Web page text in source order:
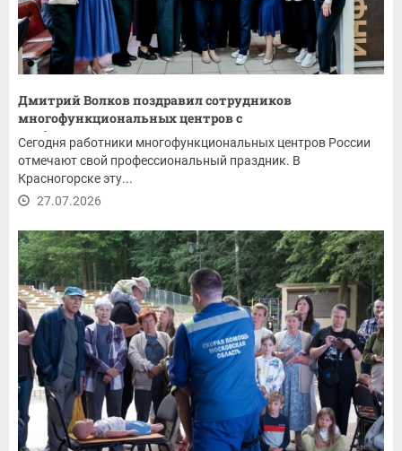
Дмитрий Волков поздравил сотрудников
многофункциональных центров с
профессиональным...
Сегодня работники многофункциональных центров России
отмечают свой профессиональный праздник. В
Красногорске эту...
27.07.2026